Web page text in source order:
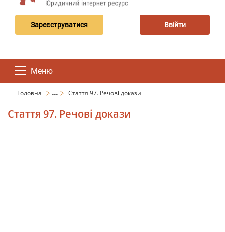
Зареєструватися Ввійти
Меню
Головна ... Стаття 97. Речові докази
Стаття 97. Речові докази